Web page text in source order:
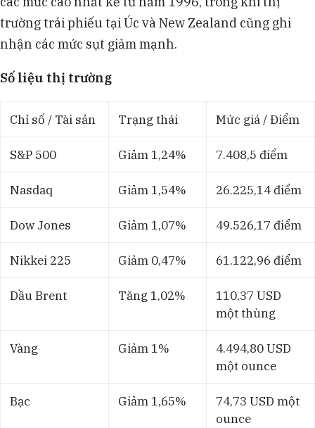
trường trái phiếu tại Úc và New Zealand cũng ghi
nhận các mức sụt giảm mạnh.
Số liệu thị trường
Chỉ số / Tài sản Trạng thái Mức giá / Điểm
S&P 500 Giảm 1,24% 7.408,5 điểm
Nasdaq Giảm 1,54% 26.225,14 điểm
Dow Jones Giảm 1,07% 49.526,17 điểm
Nikkei 225 Giảm 0,47% 61.122,96 điểm
Dầu Brent Tăng 1,02%
110,37 USD
một thùng
Vàng Giảm 1%
4.494,80 USD
một ounce
Bạc Giảm 1,65%
74,73 USD một
ounce